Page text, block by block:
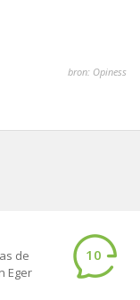
bron: Opiness
de
Eger
10